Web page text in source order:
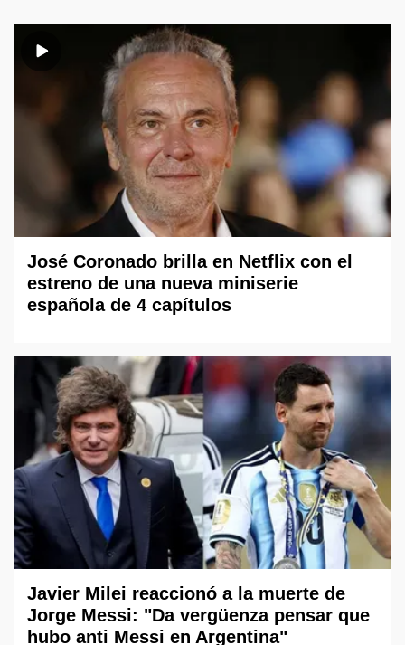
José Coronado brilla en Netflix con el
estreno de una nueva miniserie
española de 4 capítulos
Javier Milei reaccionó a la muerte de
Jorge Messi: "Da vergüenza pensar que
hubo anti Messi en Argentina"